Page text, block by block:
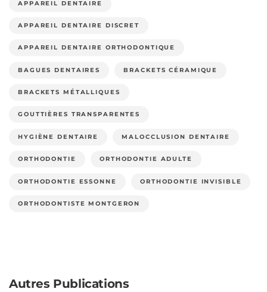
APPAREIL DENTAIRE
APPAREIL DENTAIRE DISCRET
APPAREIL DENTAIRE ORTHODONTIQUE
BAGUES DENTAIRES BRACKETS CÉRAMIQUE
BRACKETS MÉTALLIQUES
GOUTTIÈRES TRANSPARENTES
HYGIÈNE DENTAIRE MALOCCLUSION DENTAIRE
ORTHODONTIE ORTHODONTIE ADULTE
ORTHODONTIE ESSONNE ORTHODONTIE INVISIBLE
ORTHODONTISTE MONTGERON
Autres Publications